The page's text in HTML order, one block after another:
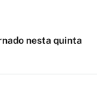
nesta quinta